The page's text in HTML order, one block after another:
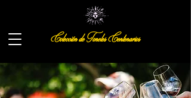
Colección de Toneles Centenarios